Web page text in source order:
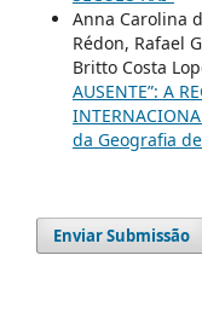
Anna Carolina
Rédon, Rafael
Britto Costa
AUSENTE”: A
da Geografia
Enviar Submissão